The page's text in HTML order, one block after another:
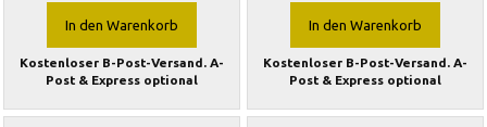
In den Warenkorb
Kostenloser B-Post-Versand. A-
Post & Express optional
In den Warenkorb
Kostenloser B-Post-Versand. A-
Post & Express optional